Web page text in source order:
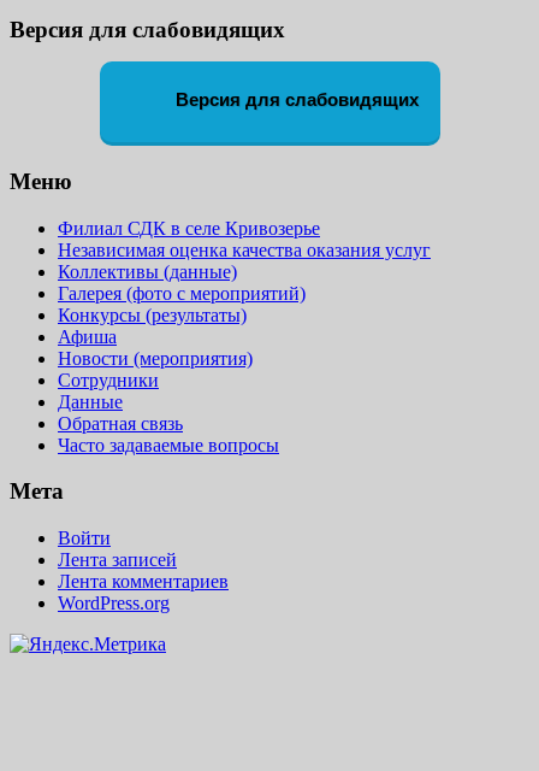
Версия для слабовидящих
Версия для слабовидящих
Меню
Филиал СДК в селе Кривозерье
Независимая оценка качества оказания услуг
Коллективы (данные)
Галерея (фото с мероприятий)
Конкурсы (результаты)
Афиша
Новости (мероприятия)
Сотрудники
Данные
Обратная связь
Часто задаваемые вопросы
Мета
Войти
Лента записей
Лента комментариев
WordPress.org